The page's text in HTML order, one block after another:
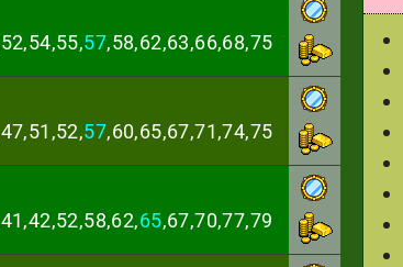
52,54,55,57,58,62,63,66,68,75
47,51,52,57,60,65,67,71,74,75
41,42,52,58,62,65,67,70,77,79